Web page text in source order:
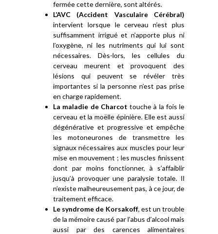
fermée cette dernière, sont altérés.
L’AVC (Accident Vasculaire Cérébral)
intervient lorsque le cerveau n’est plus
suffisamment irrigué et n’apporte plus ni
l’oxygène, ni les nutriments qui lui sont
nécessaires. Dès-lors, les cellules du
cerveau meurent et provoquent des
lésions qui peuvent se révéler très
importantes si la personne n’est pas prise
en charge rapidement.
La maladie de Charcot touche à la fois le
cerveau et la moëlle épinière. Elle est aussi
dégénérative et progressive et empêche
les motoneurones de transmettre les
signaux nécessaires aux muscles pour leur
mise en mouvement ; les muscles finissent
dont par moins fonctionner, à s’affaiblir
jusqu’à provoquer une paralysie totale. Il
n’existe malheureusement pas, à ce jour, de
traitement efficace.
Le syndrome de Korsakoff, est un trouble
de la mémoire causé par l’abus d’alcool mais
aussi par des carences alimentaires